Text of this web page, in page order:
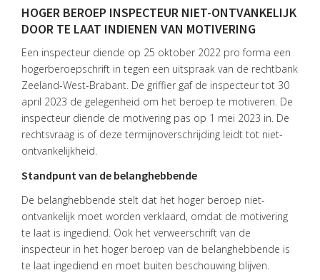
HOME
DIENSTEN
VISIE
HOGER BEROEP INSPECTEUR NIET-ONTVANKELIJK
DOOR TE LAAT INDIENEN VAN MOTIVERING
Een inspecteur diende op 25 oktober 2022 pro forma een
hogerberoepschrift in tegen een uitspraak van de rechtbank
Zeeland-West-Brabant. De griffier gaf de inspecteur tot 30
april 2023 de gelegenheid om het beroep te motiveren. De
inspecteur diende de motivering pas op 1 mei 2023 in. De
rechtsvraag is of deze termijnoverschrijding leidt tot niet-
ontvankelijkheid.
Standpunt van de belanghebbende
De belanghebbende stelt dat het hoger beroep niet-
ontvankelijk moet worden verklaard, omdat de motivering
te laat is ingediend. Ook het verweerschrift van de
inspecteur in het hoger beroep van de belanghebbende is
te laat ingediend en moet buiten beschouwing blijven.